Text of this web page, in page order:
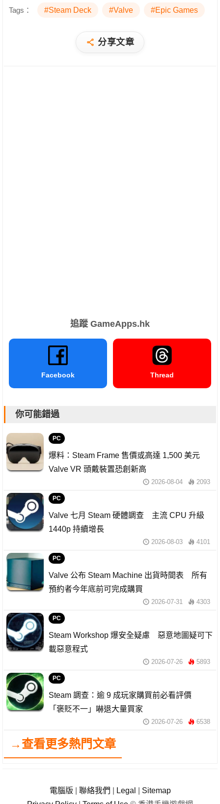
Tags： #Steam Deck #Valve #Epic Games
分享文章
追蹤 GameApps.hk
Facebook Thread
你可能錯過
PC
爆料：Steam Frame 售價或高達 1,500 美元
Valve VR 頭戴裝置恐創新高
2026-08-04 2093
PC
Valve 七月 Steam 硬體調查 主流 CPU 升級
1440p 持續增長
2026-08-03 4101
PC
Valve 公布 Steam Machine 出貨時間表 所有
預約者今年底前可完成購買
2026-07-31 4303
PC
Steam Workshop 爆安全疑慮 惡意地圖疑可下
載惡意程式
2026-07-26 5893
PC
Steam 調查：逾 9 成玩家購買前必看評價
「褒貶不一」嚇退大量買家
2026-07-26 6538
→查看更多熱門文章
電腦版 聯絡我們 Legal
Sitemap